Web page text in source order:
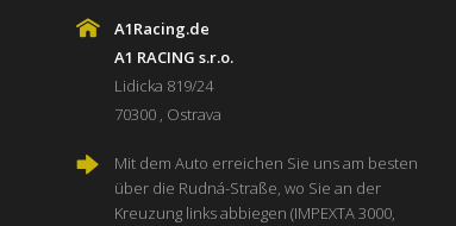
A1Racing.de
A1 RACING s.r.o.
Lidicka 819/24
70300 , Ostrava
Mit dem Auto erreichen Sie uns am besten
über die Rudná-Straße, wo Sie an der
Kreuzung links abbiegen (IMPEXTA 3000,